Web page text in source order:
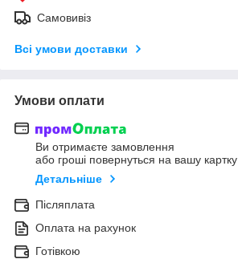
Самовивіз
Всі умови доставки
Умови оплати
Ви отримаєте замовлення
або гроші повернуться на вашу картку
Детальніше
Післяплата
Оплата на рахунок
Готівкою